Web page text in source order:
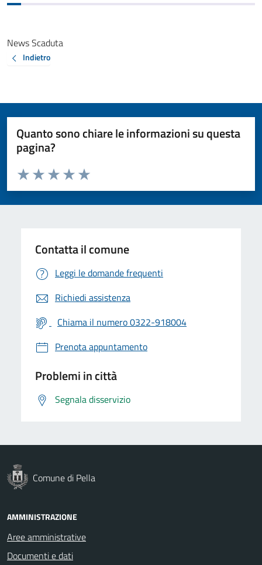
News Scaduta
Indietro
Quanto sono chiare le informazioni su questa
pagina?
Valuta da 1 a 5 stelle la pagina
Valuta 5 stelle su 5
Valuta 4 stelle su 5
Valuta 3 stelle su 5
Valuta 2 stelle su 5
Valuta 1 stelle su 5
Contatta il comune
Leggi le domande frequenti
Richiedi assistenza
Chiama il numero 0322-918004
Prenota appuntamento
Problemi in città
Segnala disservizio
Comune di Pella
AMMINISTRAZIONE
Aree amministrative
Documenti e dati